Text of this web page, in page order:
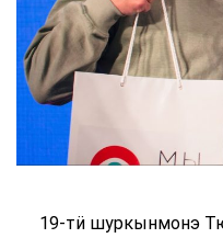
19-тӥ шуркынмонэ